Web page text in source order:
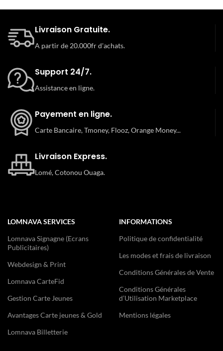
Livraison Gratuite.
A partir de 20.000fr d'achats.
Support 24/7.
Assistance en ligne.
Payement en ligne.
Carte Bancaire, Tmoney, Flooz, Orange Money...
Livraison Express.
Lomé, Cotonou Ouaga.
LOMNAVA SERVICES
Lomnava Signagne (Ecrans
Publicitaires)
Webdesign & Print
Lomnava CarteFid
Gestion Carte Jeunes
Avantages Carte jeunes & Gold
Lomnava Billetterie
INFORMATIONS
Politique de confidentialité
Les modes et frais de livraison
Conditions Générales de Vente
Conditions Générales
d’Utilisation Marketplace
Mentions légales